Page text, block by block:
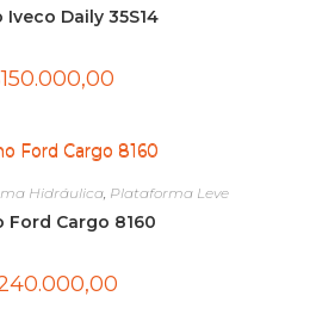
Iveco Daily 35S14
150.000,00
Hidráulica Plataforma Leve
Ford Cargo 8160